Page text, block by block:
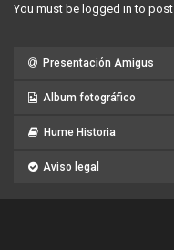
You must be logged in to post
Presentación Amigus
Album fotográfico
Hume Historia
Aviso legal